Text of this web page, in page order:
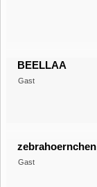
BEELLAA
Gast
zebrahoernchen
Gast